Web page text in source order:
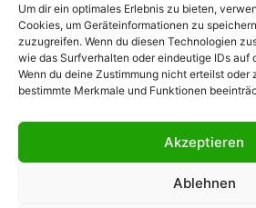
Um dir ein optimales Erlebnis zu bieten,
Cookies, um Geräteinformationen zu
zuzugreifen. Wenn du diesen Technologien
wie das Surfverhalten oder eindeutige IDs auf
Wenn du deine Zustimmung nicht erteilst oder
bestimmte Merkmale und Funktionen
Akzeptieren
Ablehnen